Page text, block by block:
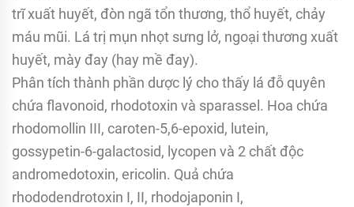
trĩ xuất huyết, đòn ngã tổn thương, thổ huyết, chảy
máu mũi. Lá trị mụn nhọt sưng lở, ngoại thương xuất
huyết, mày đay (hay mề đay).
Phân tích thành phần dược lý cho thấy lá đỗ quyên
chứa flavonoid, rhodotoxin và sparassel. Hoa chứa
rhodomollin III, caroten-5,6-epoxid, lutein,
gossypetin-6-galactosid, lycopen và 2 chất độc
andromedotoxin, ericolin. Quả chứa
rhododendrotoxin I, II, rhodojaponin I,